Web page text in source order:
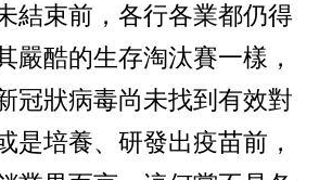
結束前，各行各業都仍得
嚴酷的生存淘汰賽一樣，
冠狀病毒尚未找到有效對
是培養、研發出疫苗前，